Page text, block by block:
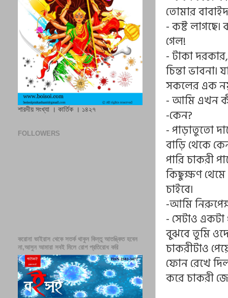
তোমার
- কষ্ট
গেল!
- টাকা
চিন্তা
সকলের এক
- আমি এখন
-কেন?
- পাড়াতুতো
বাড়ি থেকে
পারি চাকরী
কিছুক্ষণ
চাইবে৷
-আমি
- সেটাও
বুঝবে তুমি
চাকরীটাও
ফোন রেখে
করে চাকরী
শারদীয় সংখ্যা । কার্তিক । ১৪২৭
FOLLOWERS
করোনা ভাইরাস থেকে সতর্ক থাকুন কিন্তু আতঙ্কিত হবেন
না,আসুন আমারা সবই মিলে রোগ প্রতিরোধ করি